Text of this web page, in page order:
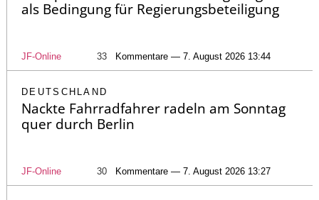
als Bedingung für Regierungsbeteiligung
JF-Online 33 Kommentare — 7. August 2026 13:44
DEUTSCHLAND
Nackte Fahrradfahrer radeln am Sonntag
quer durch Berlin
JF-Online 30 Kommentare — 7. August 2026 13:27